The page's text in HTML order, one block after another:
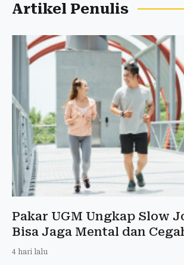
Artikel Penulis
Pakar UGM Ungkap Slow
Bisa Jaga Mental dan
4 hari lalu